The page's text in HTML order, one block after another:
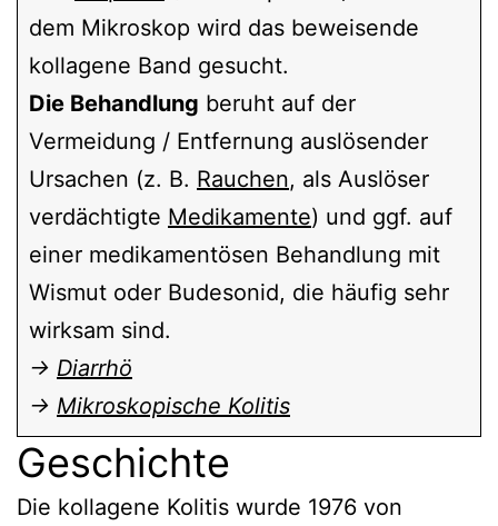
dem Mikroskop wird das beweisende
kollagene Band gesucht.
Die Behandlung beruht auf der
Vermeidung / Entfernung auslösender
Ursachen (z. B. Rauchen, als Auslöser
verdächtigte Medikamente) und ggf. auf
einer medikamentösen Behandlung mit
Wismut oder Budesonid, die häufig sehr
wirksam sind.
→ Diarrhö
→ Mikroskopische Kolitis
Geschichte
Die kollagene Kolitis wurde 1976 von